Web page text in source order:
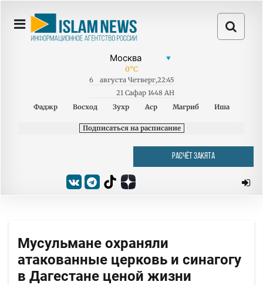
0°C
6 августа Четверг,22:45
21 Сафар 1448 AH
Фаджр
Восход Зухр Аср Магриб Иша
Подписаться на расписание
РАСЧЁТ ЗАКЯТА
Мусульмане охраняли
атакованные церковь и синагогу
в Дагестане ценой жизни